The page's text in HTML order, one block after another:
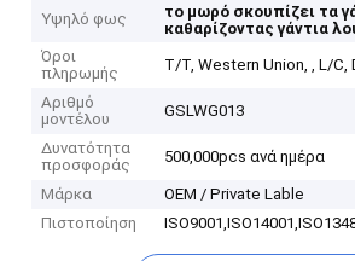
Υψηλό φως το μωρό σκουπίζει τα
καθαρίζοντας γάντια
Όροι
πληρωμής
T/T, Western Union, , L/C,
Αριθμό
μοντέλου
GSLWG013
Δυνατότητα
προσφοράς
500,000pcs ανά ημέρα
Μάρκα
OEM / Private Lable
Πιστοποίηση